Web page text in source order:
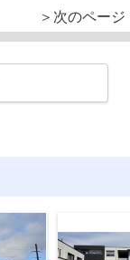
＞次のページ